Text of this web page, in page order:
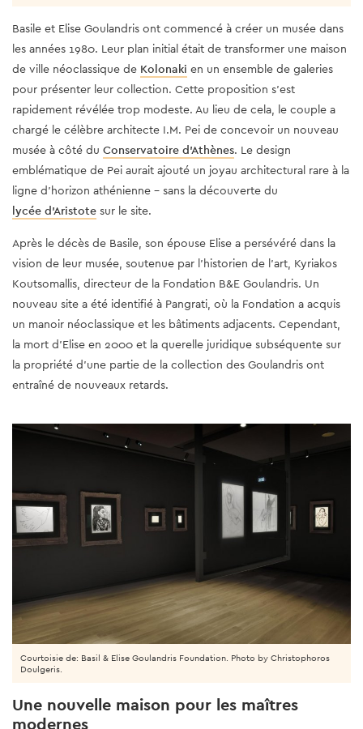
Basile et Elise Goulandris ont commencé à créer un musée dans
les années 1980. Leur plan initial était de transformer une maison
de ville néoclassique de Kolonaki en un ensemble de galeries
pour présenter leur collection. Cette proposition s'est
rapidement révélée trop modeste. Au lieu de cela, le couple a
chargé le célèbre architecte I.M. Pei de concevoir un nouveau
musée à côté du Conservatoire d'Athènes. Le design
emblématique de Pei aurait ajouté un joyau architectural rare à la
ligne d'horizon athénienne - sans la découverte du
lycée d'Aristote sur le site.
Après le décès de Basile, son épouse Elise a persévéré dans la
vision de leur musée, soutenue par l'historien de l'art, Kyriakos
Koutsomallis, directeur de la Fondation B&E Goulandris. Un
nouveau site a été identifié à Pangrati, où la Fondation a acquis
un manoir néoclassique et les bâtiments adjacents. Cependant,
la mort d’Elise en 2000 et la querelle juridique subséquente sur
la propriété d’une partie de la collection des Goulandris ont
entraîné de nouveaux retards.
Une nouvelle maison pour les maîtres
modernes
Courtoisie de: Basil & Elise Goulandris Foundation. Photo by Christophoros
Doulgeris.